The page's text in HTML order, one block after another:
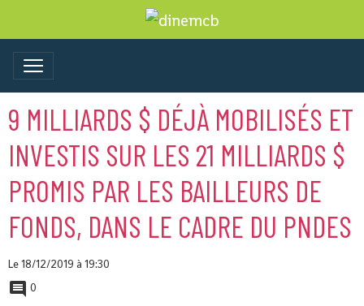
9 MILLIARDS $ DÉJÀ MOBILISÉS ET
INVESTIS SUR LES 21 MILLIARDS $
PROMIS PAR LES BAILLEURS DE
FONDS, DANS LE CADRE DU PNDES
Le 18/12/2019 à 19:30
0